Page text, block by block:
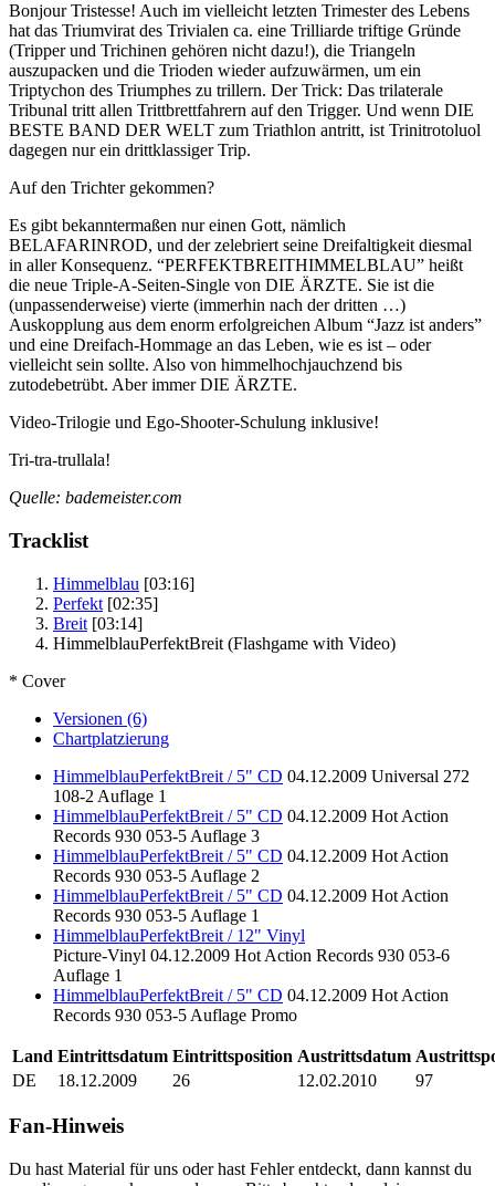
Bonjour Tristesse! Auch im vielleicht letzten Trimester des Lebens
hat das Triumvirat des Trivialen ca. eine Trilliarde triftige Gründe
(Tripper und Trichinen gehören nicht dazu!), die Triangeln
auszupacken und die Trioden wieder aufzuwärmen, um ein
Triptychon des Triumphes zu trillern. Der Trick: Das trilaterale
Tribunal tritt allen Trittbrettfahrern auf den Trigger. Und wenn DIE
BESTE BAND DER WELT zum Triathlon antritt, ist Trinitrotoluol
dagegen nur ein drittklassiger Trip.
Auf den Trichter gekommen?
Es gibt bekanntermaßen nur einen Gott, nämlich
BELAFARINROD, und der zelebriert seine Dreifaltigkeit diesmal
in aller Konsequenz. “PERFEKTBREITHIMMELBLAU” heißt
die neue Triple-A-Seiten-Single von DIE ÄRZTE. Sie ist die
(unpassenderweise) vierte (immerhin nach der dritten …)
Auskopplung aus dem enorm erfolgreichen Album “Jazz ist anders”
und eine Dreifach-Hommage an das Leben, wie es ist – oder
vielleicht sein sollte. Also von himmelhochjauchzend bis
zutodebetrübt. Aber immer DIE ÄRZTE.
Video-Trilogie und Ego-Shooter-Schulung inklusive!
Tri-tra-trullala!
Quelle: bademeister.com
Tracklist
Himmelblau [03:16]
Perfekt [02:35]
Breit [03:14]
HimmelblauPerfektBreit (Flashgame with Video)
* Cover
Versionen (6)
Chartplatzierung
HimmelblauPerfektBreit / 5" CD 04.12.2009 Universal 272
108-2 Auflage 1
HimmelblauPerfektBreit / 5" CD 04.12.2009 Hot Action
Records 930 053-5 Auflage 3
HimmelblauPerfektBreit / 5" CD 04.12.2009 Hot Action
Records 930 053-5 Auflage 2
HimmelblauPerfektBreit / 5" CD 04.12.2009 Hot Action
Records 930 053-5 Auflage 1
HimmelblauPerfektBreit / 12" Vinyl
Picture-Vinyl 04.12.2009 Hot Action Records 930 053-6
Auflage 1
HimmelblauPerfektBreit / 5" CD 04.12.2009 Hot Action
Records 930 053-5 Auflage Promo
Land Eintrittsdatum Eintrittsposition Austrittsdatum
DE
18.12.2009 26 12.02.2010 97
Fan-Hinweis
Du hast Material für uns oder hast Fehler entdeckt, dann kannst du